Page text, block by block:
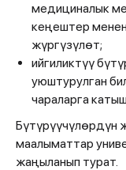
медициналык
кеңештер
жүргүзүлөт;
ийгиликтүү
уюштурулган
чараларга
Бүтүрүүчүлөрдүн
маалыматтар
жаңыланып турат.